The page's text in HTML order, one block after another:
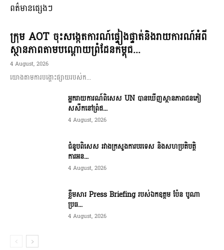
ពត៌មានផ្សេងៗ
ក្រុម AOT ចុះសង្កេតការណ៍ផ្ទៀងផ្ទាត់និងរាយការណ៍អំពី
ស្ថានភាពតាមបណ្តោយព្រំដែនកម្ពុជ...
4 August, 2026
យោងតាមការបង្ហោះផ្សាយរបស់ក...
អ្នករាយការណ៍ពិសេស UN បានឃើញស្ថានភាពជនភៀ
សសឹកនៅព្រំដ...
4 August, 2026
ជំនួបពិសេស រវាងក្រសួងការបរទេស និងសហប្រតិបត្តិ
ការអន...
4 August, 2026
ខ្លឹមសារ Press Briefing របស់ឯកឧត្តម ប៉ែន បូណា
ប្រធ...
4 August, 2026